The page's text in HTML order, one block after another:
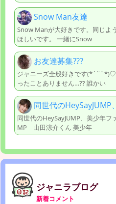
Snow Man友達
Snow Manが大好きです。同じよ
ほしいです。 一緒にSnow
お友達募集???
ジャニーズ全般好きです
ったことありません…?? 誰かい
同世代の
同世代のHeySayJUMP、美少年フ
MP 山田涼介くん 美少年
ジャニラブログ
新着コメント